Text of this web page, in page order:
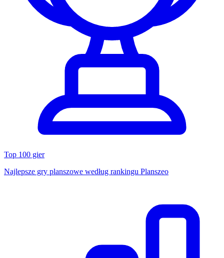
Top 100 gier
Najlepsze gry planszowe według rankingu Planszeo